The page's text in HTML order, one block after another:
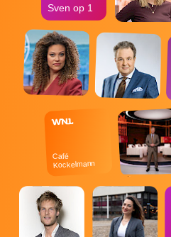
Café
Kockelmann
Sven op 1